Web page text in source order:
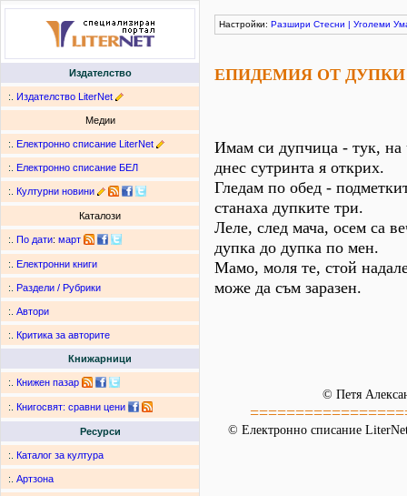
Издателство
:. Издателство LiterNet
Медии
:. Електронно списание LiterNet
:. Електронно списание БЕЛ
:. Културни новини
Каталози
:. По дати: март
:. Електронни книги
:. Раздели / Рубрики
:. Автори
:. Критика за авторите
Книжарници
:. Книжен пазар
:. Книгосвят: сравни цени
Ресурси
:. Каталог за култура
:. Артзона
Настройки: Разшири Стесни | Уголеми
ЕПИДЕМИЯ ОТ ДУПКИ
Имам си дупчица - тук, на
днес сутринта я открих.
Гледам по обед -
станаха дупките три.
Леле, след мача, осем са
дупка до дупка по мен.
Мамо, моля те, стой
може да съм заразен.
© Петя
© Електронно списание